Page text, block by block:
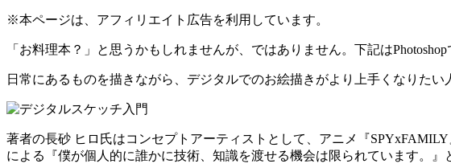
※本ページは、アフィリエイト広告を利用しています。
「お料理本？」と思うかもしれませんが、ではありません。下記は
日常にあるものを描きながら、デジタルでのお絵描きがより上手くなりた
著者の長砂 ヒロ氏はコンセプトアーティストとして、アニメ『
による『僕が個人的に誰かに技術、知識を渡せる機会は限られています。』